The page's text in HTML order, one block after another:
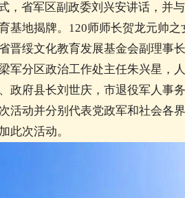
省军区副政委刘兴安讲话，并
基地揭牌。120师师长贺龙元帅之
晋绥文化教育发展基金会副理事
军分区政治工作处主任朱兴星，
政府县长刘世庆，市退役军人事
活动并分别代表党政军和社会各
此次活动。